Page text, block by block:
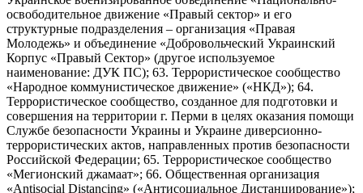
освободительное движение «Правый сектор» и его
структурные подразделения – организация «Правая
Молодежь» и объединение «Добровольческий Украинский
Корпус «Правый Сектор» (другое используемое
наименование: ДУК ПС); 63. Террористическое сообщество
«Народное коммунистическое движение» («НКД»); 64.
Террористическое сообщество, созданное для подготовки и
совершения на территории г. Перми в целях оказания помощи
Службе безопасности Украины и Украине диверсионно-
террористических актов, направленных против безопасности
Российской Федерации; 65. Террористическое сообщество
«Мегионский джамаат»; 66. Общественная организация
«Antisocial Distancing» («Антисоциальное Дистанцирование»);